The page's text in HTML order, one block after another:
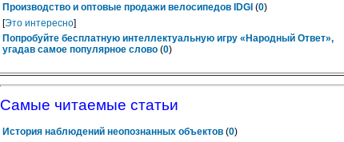
Производство и оптовые продажи велосипедов IDGI (0)
[Это интересно]
Попробуйте бесплатную интеллектуальную игру «Народный Ответ»,
угадав самое популярное слово (0)
Самые читаемые статьи
История наблюдений неопознанных объектов (0)